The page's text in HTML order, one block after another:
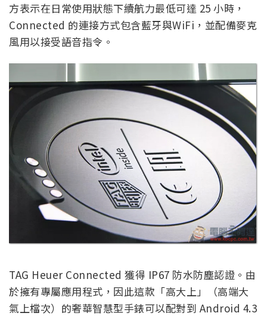
方表示在日常使用狀態下續航力最低可達 25 小時，
Connected 的連接方式包含藍牙與WiFi，並配備麥克
風用以接受語音指令。
TAG Heuer Connected 獲得 IP67 防水防塵認證。由
於擁有專屬應用程式，因此這款「高大上」（高端大
氣上檔次）的奢華智慧型手錶可以配對到 Android 4.3